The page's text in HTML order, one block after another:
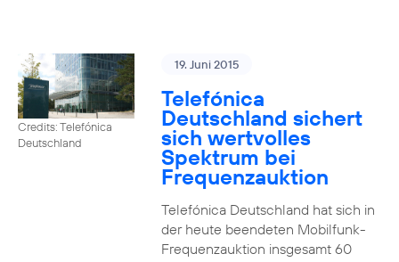
Credits: Telefónica
Deutschland
19. Juni 2015
Telefónica
Deutschland sichert
sich wertvolles
Spektrum bei
Frequenzauktion
Telefónica Deutschland hat sich in
der heute beendeten Mobilfunk-
Frequenzauktion insgesamt 60